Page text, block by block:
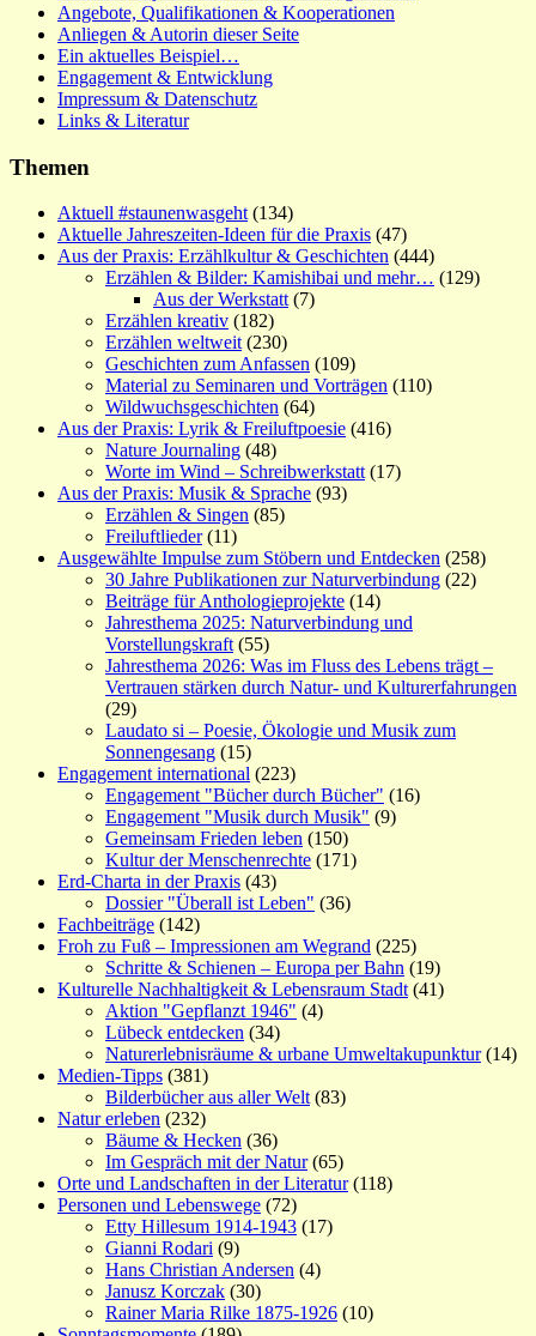
Angebote, Qualifikationen & Kooperationen
Anliegen & Autorin dieser Seite
Ein aktuelles Beispiel…
Engagement & Entwicklung
Impressum & Datenschutz
Links & Literatur
Themen
Aktuell #staunenwasgeht (134)
Aktuelle Jahreszeiten-Ideen für die Praxis (47)
Aus der Praxis: Erzählkultur & Geschichten (444)
Erzählen & Bilder: Kamishibai und mehr… (129)
Aus der Werkstatt (7)
Erzählen kreativ (182)
Erzählen weltweit (230)
Geschichten zum Anfassen (109)
Material zu Seminaren und Vorträgen (110)
Wildwuchsgeschichten (64)
Aus der Praxis: Lyrik & Freiluftpoesie (416)
Nature Journaling (48)
Worte im Wind – Schreibwerkstatt (17)
Aus der Praxis: Musik & Sprache (93)
Erzählen & Singen (85)
Freiluftlieder(11)
Ausgewählte Impulse zum Stöbern und Entdecken (258)
30 Jahre Publikationen zur Naturverbindung (22)
Beiträge für Anthologieprojekte (14)
Jahresthema 2025: Naturverbindung und
Vorstellungskraft (55)
Jahresthema 2026: Was im Fluss des Lebens trägt –
Vertrauen stärken durch Natur- und Kulturerfahrungen
(29)
Laudato si – Poesie, Ökologie und Musik zum
Sonnengesang (15)
Engagement international (223)
Engagement "Bücher durch Bücher" (16)
Engagement "Musik durch Musik" (9)
Gemeinsam Frieden leben (150)
Kultur der Menschenrechte (171)
Erd-Charta in der Praxis (43)
Dossier "Überall ist Leben" (36)
Fachbeiträge (142)
Froh zu Fuß – Impressionen am Wegrand (225)
Schritte & Schienen – Europa per Bahn (19)
Kulturelle Nachhaltigkeit & Lebensraum Stadt (41)
Aktion "Gepflanzt 1946" (4)
Lübeck entdecken (34)
Naturerlebnisräume & urbane Umweltakupunktur(14)
Medien-Tipps (381)
Bilderbücher aus aller Welt (83)
Natur erleben (232)
Bäume & Hecken (36)
Im Gespräch mit der Natur(65)
Orte und Landschaften in der Literatur(118)
Personen und Lebenswege (72)
Etty Hillesum 1914-1943 (17)
Gianni Rodari (9)
Hans Christian Andersen (4)
Janusz Korczak (30)
Rainer Maria Rilke 1875-1926 (10)